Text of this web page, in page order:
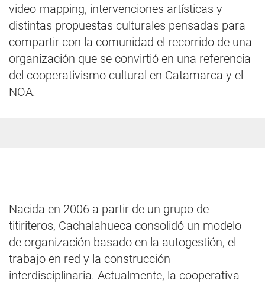
video mapping, intervenciones artísticas y
distintas propuestas culturales pensadas para
compartir con la comunidad el recorrido de una
organización que se convirtió en una referencia
del cooperativismo cultural en Catamarca y el
NOA.
Nacida en 2006 a partir de un grupo de
titiriteros, Cachalahueca consolidó un modelo
de organización basado en la autogestión, el
trabajo en red y la construcción
interdisciplinaria. Actualmente, la cooperativa